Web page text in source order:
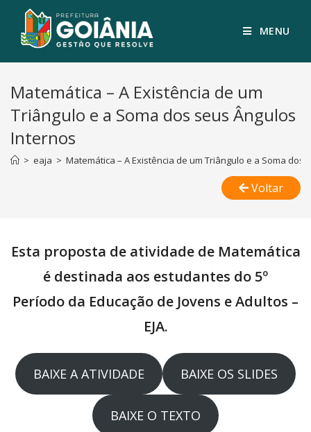
MENU
Matemática – A Existência de um
Triângulo e a Soma dos seus Ângulos
Internos
> eaja > Matemática – A Existência de um Triângulo e a Soma dos
Voltar
Esta proposta de atividade de Matemática
é destinada aos estudantes do 5º
Período da Educação de Jovens e Adultos –
EJA.
BAIXE A ATIVIDADE BAIXE OS SLIDES
BAIXE O TEXTO